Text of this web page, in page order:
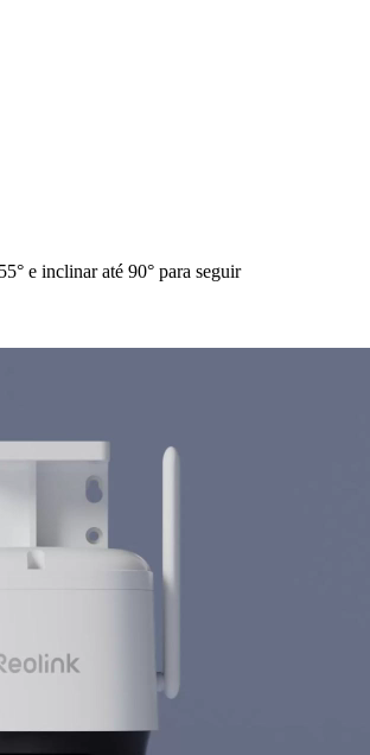
e inclinar até 90° para seguir